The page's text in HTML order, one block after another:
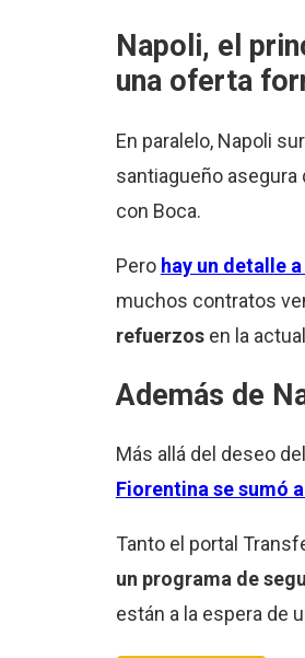
Napoli, el
una oferta
En paralelo, Napoli
santiagueño asegura
con Boca.
Pero hay un detalle
muchos contratos
refuerzosen la
Además de
Más allá del deseo
Fiorentina se sumó
Tanto el portal
un programa de
están a la espera de